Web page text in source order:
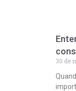
30 de